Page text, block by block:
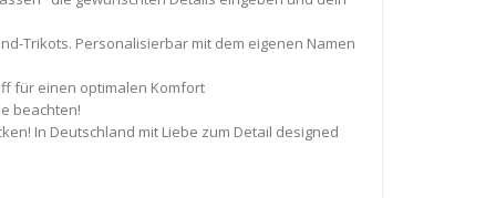
Trikots. Personalisierbar mit dem eigenen Namen
für einen optimalen Komfort
beachten!
In Deutschland mit Liebe zum Detail designed